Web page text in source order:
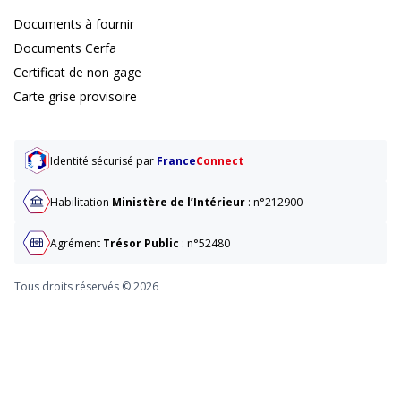
Documents à fournir
Documents Cerfa
Certificat de non gage
Carte grise provisoire
Identité sécurisé par FranceConnect
Habilitation Ministère de l’Intérieur : n°212900
Agrément Trésor Public : n°52480
Tous droits réservés © 2026